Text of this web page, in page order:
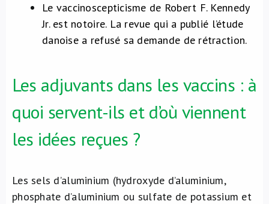
Le vaccinoscepticisme de Robert F. Kennedy
Jr. est notoire. La revue qui a publié l’étude
danoise a refusé sa demande de rétraction.
Les adjuvants dans les vaccins : à
quoi servent-ils et d’où viennent
les idées reçues ?
Les sels d’aluminium (hydroxyde d’aluminium,
phosphate d’aluminium ou sulfate de potassium et